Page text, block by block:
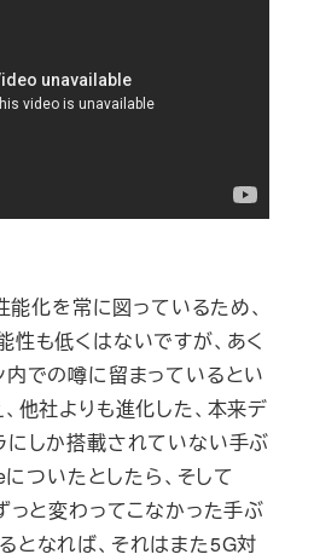
化を常に図っているため、
性も低くはないですが、あく
内での噂に留まっているとい
他社よりも進化した、本来デ
にしか搭載されていない手ぶ
ついたとしたら、そして
と変わってこなかった手ぶ
となれば、それはまた5G対